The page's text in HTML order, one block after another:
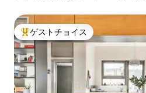
大好評のゲストチョイスです。
ゲストチョイス